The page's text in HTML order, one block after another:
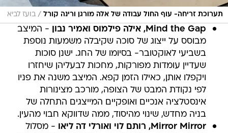
תערוכת זריחה- עוף החול עבודה של אלה מורגן ורינה קורל / בועז לביא
Mind the Gap, אילה פילמוס ואמיר נבון
- המיצב
מבוסס על ייצוג של סוכה שקיבלה משמעות נוספת
בשביעי לאוקטובר- בסיומו של החג. ישנן סוכות
שעדיין עומדות מפורקות, מחכות לבעליהן שיחזרו
ויקפלו אותן, כאילו הזמן קפא. המיצב משנה את פניו
לפי נקודת המבט של הצופה, מורכב מצינורות
אינסטלציה אנכיים ואופקיים המייצגים התחלה של
בניה מחדש, שינוי מהיסוד, ממה שדווקא חבוי מהעין.
Mirror Mirror, רותם לוי ואורלי דה ליאו
- מסלול